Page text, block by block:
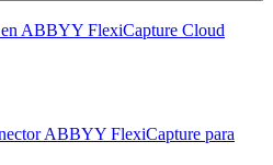
ABBYY FlexiCapture Cloud
ABBYY FlexiCapture para